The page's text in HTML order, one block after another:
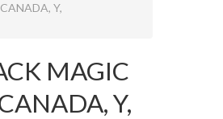
Y,
MAGIC
Y,